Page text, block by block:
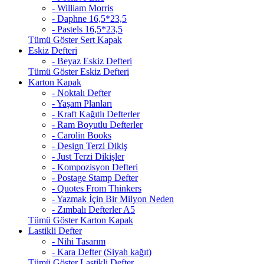
- William Morris
- Daphne 16,5*23,5
- Pastels 16,5*23,5
Tümü Göster Sert Kapak
Eskiz Defteri
- Beyaz Eskiz Defteri
Tümü Göster Eskiz Defteri
Karton Kapak
- Noktalı Defter
- Yaşam Planları
- Kraft Kağıtlı Defterler
- Ram Boyutlu Defterler
- Carolin Books
- Design Terzi Dikiş
- Just Terzi Dikişler
- Kompozisyon Defteri
- Postage Stamp Defter
- Quotes From Thinkers
- Yazmak İçin Bir Milyon Neden
- Zımbalı Defterler A5
Tümü Göster Karton Kapak
Lastikli Defter
- Nihi Tasarım
- Kara Defter (Siyah kağıt)